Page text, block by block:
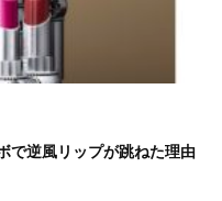
で逆風リップが跳ねた理由